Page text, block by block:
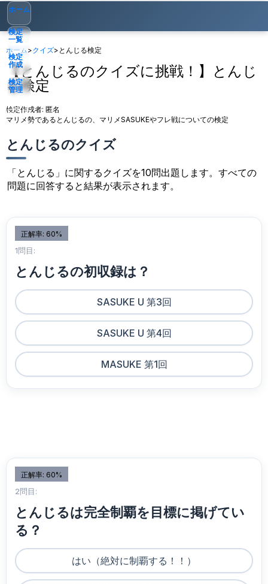
ホーム
検定
一覧
検定
作成
検定
管理
ゲスト▾
ホーム>クイズ> とんじる検定
【とんじるのクイズに挑戦！】とんじ
る検定
検定作成者: 匿名
マリメ勢であるとんじるの、マリメSASUKEやフレ戦についての検定
とんじるのクイズ
「とんじる」に関するクイズを10問出題します。すべての
問題に回答すると結果が表示されます。
正解率: 60%
1問目:
とんじるの初収録は？
SASUKE U 第3回
SASUKE U 第4回
MASUKE 第1回
正解率: 60%
2問目:
とんじるは完全制覇を目標に掲げてい
る？
はい（絶対に制覇する！！）